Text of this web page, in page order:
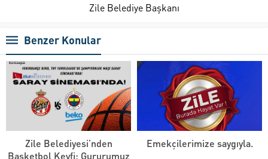
Zile Belediye Başkanı
Benzer Konular
Zile Belediyesi’nden
Basketbol Keyfi: Gururumuz
Emekçilerimize saygıyla.